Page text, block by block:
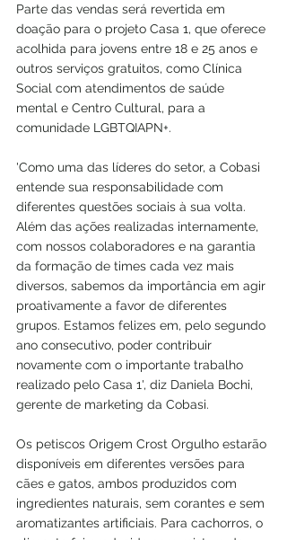
Parte das vendas será revertida em
doação para o projeto Casa 1, que oferece
acolhida para jovens entre 18 e 25 anos e
outros serviços gratuitos, como Clínica
Social com atendimentos de saúde
mental e Centro Cultural, para a
comunidade LGBTQIAPN+.
'Como uma das líderes do setor, a Cobasi
entende sua responsabilidade com
diferentes questões sociais à sua volta.
Além das ações realizadas internamente,
com nossos colaboradores e na garantia
da formação de times cada vez mais
diversos, sabemos da importância em agir
proativamente a favor de diferentes
grupos. Estamos felizes em, pelo segundo
ano consecutivo, poder contribuir
novamente com o importante trabalho
realizado pelo Casa 1', diz Daniela Bochi,
gerente de marketing da Cobasi.
Os petiscos Origem Crost Orgulho estarão
disponíveis em diferentes versões para
cães e gatos, ambos produzidos com
ingredientes naturais, sem corantes e sem
aromatizantes artificiais. Para cachorros, o